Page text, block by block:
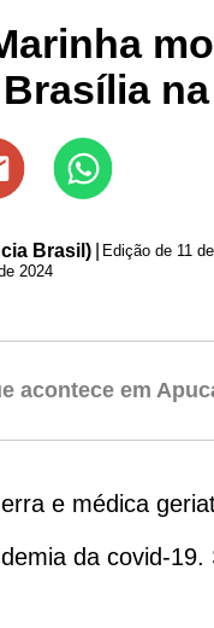
Brasil) Edição de 11
2024
acontece em
e médica
da covid-